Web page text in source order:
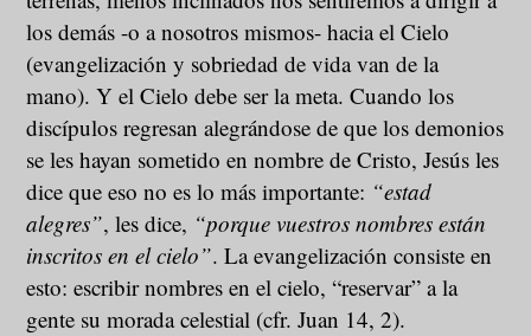
los demás -o a nosotros mismos- hacia el Cielo
(evangelización y sobriedad de vida van de la
mano). Y el Cielo debe ser la meta. Cuando los
discípulos regresan alegrándose de que los demonios
se les hayan sometido en nombre de Cristo, Jesús les
dice que eso no es lo más importante: “estad
alegres”, les dice, “porque vuestros nombres están
inscritos en el cielo”. La evangelización consiste en
esto: escribir nombres en el cielo, “reservar” a la
gente su morada celestial (cfr. Juan 14, 2).